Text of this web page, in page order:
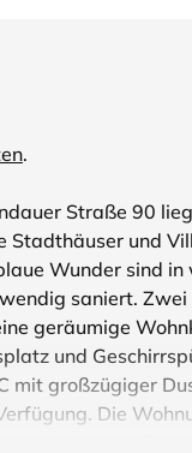
.
Straße 90
und
Wunder sind
saniert. Zwei
geräumige
und
mit großzügiger
Die